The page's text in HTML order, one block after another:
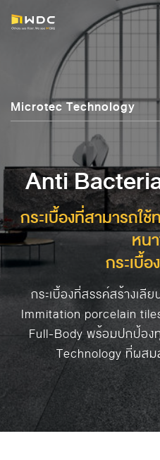
Microtec Technology
Anti
กระเบื้องที่สามารถใ
หน
กระเบื้อ
กระเบื้องที่สรรค์สร้างเลี
Immitation porcelain
Full-Body พร้อมปกป้อ
Technology ที่ผสม